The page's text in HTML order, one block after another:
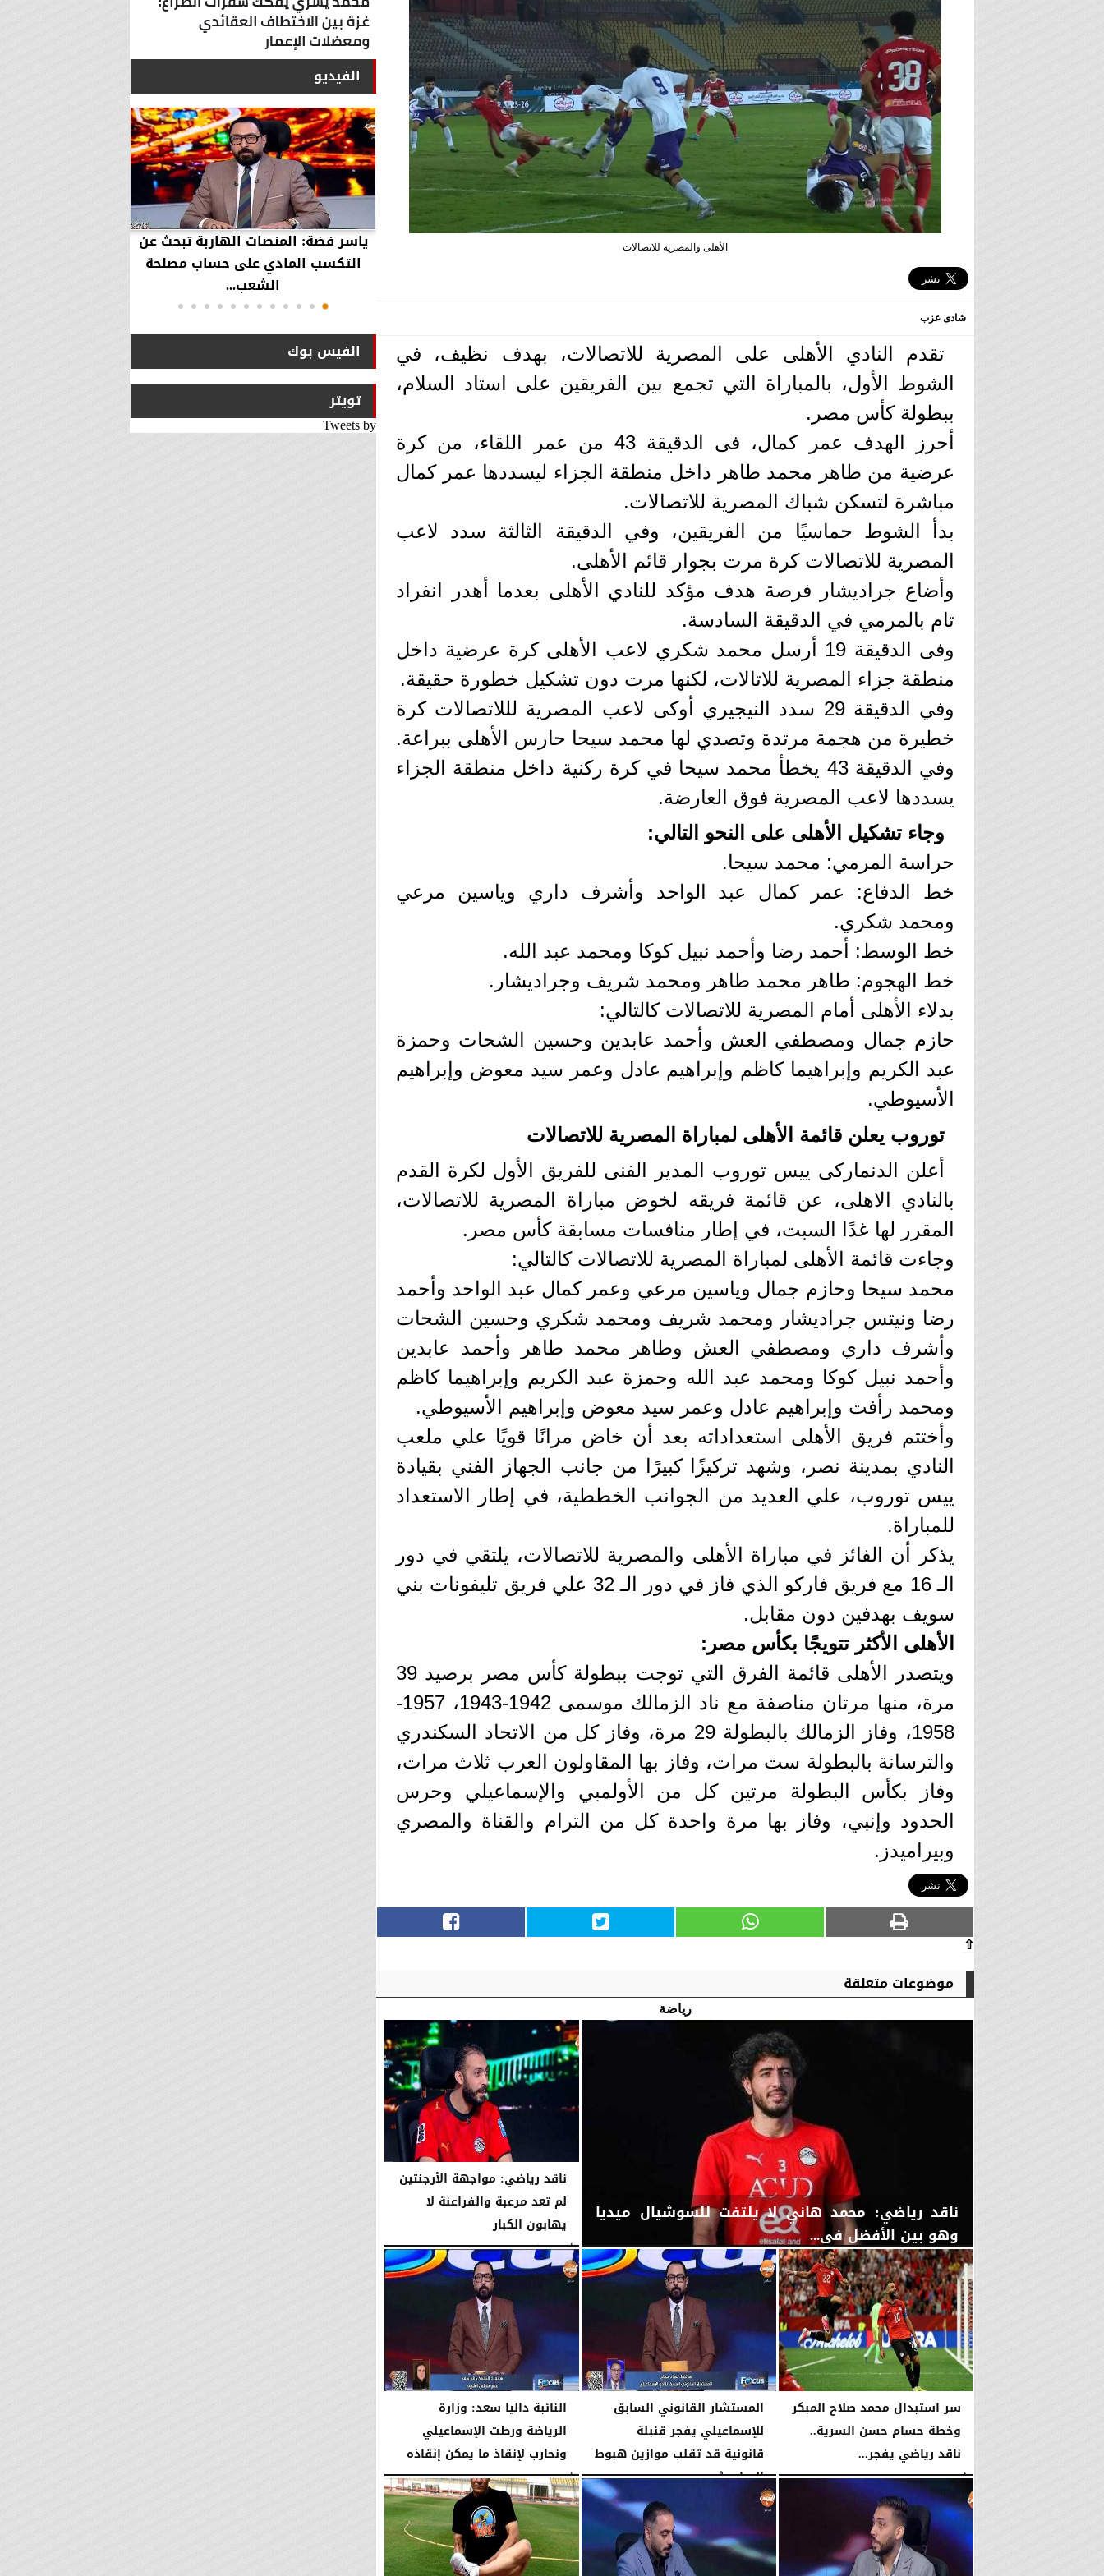
الأهلى والمصرية للاتصالات
شادى عزب
تقدم النادي الأهلى على المصرية للاتصالات، بهدف نظيف، في
الشوط الأول، بالمباراة التي تجمع بين الفريقين على استاد السلام،
ببطولة كأس مصر.
أحرز الهدف عمر كمال، فى الدقيقة 43 من عمر اللقاء، من كرة
عرضية من طاهر محمد طاهر داخل منطقة الجزاء ليسددها عمر كمال
مباشرة لتسكن شباك المصرية للاتصالات.
بدأ الشوط حماسيًا من الفريقين، وفي الدقيقة الثالثة سدد لاعب
المصرية للاتصالات كرة مرت بجوار قائم الأهلى.
وأضاع جراديشار فرصة هدف مؤكد للنادي الأهلى بعدما أهدر انفراد
تام بالمرمي في الدقيقة السادسة.
وفى الدقيقة 19 أرسل محمد شكري لاعب الأهلى كرة عرضية داخل
منطقة جزاء المصرية للاتالات، لكنها مرت دون تشكيل خطورة حقيقة.
وفي الدقيقة 29 سدد النيجيري أوكى لاعب المصرية لللاتصالات كرة
خطيرة من هجمة مرتدة وتصدي لها محمد سيحا حارس الأهلى ببراعة.
وفي الدقيقة 43 يخطأ محمد سيحا في كرة ركنية داخل منطقة الجزاء
يسددها لاعب المصرية فوق العارضة.
وجاء تشكيل الأهلى على النحو التالي:
حراسة المرمي: محمد سيحا.
خط الدفاع: عمر كمال عبد الواحد وأشرف داري وياسين مرعي
ومحمد شكري.
خط الوسط: أحمد رضا وأحمد نبيل كوكا ومحمد عبد الله.
خط الهجوم: طاهر محمد طاهر ومحمد شريف وجراديشار.
بدلاء الأهلى أمام المصرية للاتصالات كالتالي:
حازم جمال ومصطفي العش وأحمد عابدين وحسين الشحات وحمزة
عبد الكريم وإبراهيما كاظم وإبراهيم عادل وعمر سيد معوض وإبراهيم
الأسيوطي.
توروب يعلن قائمة الأهلى لمباراة المصرية للاتصالات
أعلن الدنماركى ييس توروب المدير الفنى للفريق الأول لكرة القدم
بالنادي الاهلى، عن قائمة فريقه لخوض مباراة المصرية للاتصالات،
المقرر لها غدًا السبت، في إطار منافسات مسابقة كأس مصر.
وجاءت قائمة الأهلى لمباراة المصرية للاتصالات كالتالي:
محمد سيحا وحازم جمال وياسين مرعي وعمر كمال عبد الواحد وأحمد
رضا ونيتس جراديشار ومحمد شريف ومحمد شكري وحسين الشحات
وأشرف داري ومصطفي العش وطاهر محمد طاهر وأحمد عابدين
وأحمد نبيل كوكا ومحمد عبد الله وحمزة عبد الكريم وإبراهيما كاظم
ومحمد رأفت وإبراهيم عادل وعمر سيد معوض وإبراهيم الأسيوطي.
وأختتم فريق الأهلى استعداداته بعد أن خاض مرانًا قويًا علي ملعب
النادي بمدينة نصر، وشهد تركيزًا كبيرًا من جانب الجهاز الفني بقيادة
ييس توروب، علي العديد من الجوانب الخططية، في إطار الاستعداد
للمباراة.
يذكر أن الفائز في مباراة الأهلى والمصرية للاتصالات، يلتقي في دور
الـ 16 مع فريق فاركو الذي فاز في دور الـ 32 علي فريق تليفونات بني
سويف بهدفين دون مقابل.
الأهلى الأكثر تتويجًا بكأس مصر:
ويتصدر الأهلى قائمة الفرق التي توجت ببطولة كأس مصر برصيد 39
مرة، منها مرتان مناصفة مع ناد الزمالك موسمى 1942-1943، 1957-
1958، وفاز الزمالك بالبطولة 29 مرة، وفاز كل من الاتحاد السكندري
والترسانة بالبطولة ست مرات، وفاز بها المقاولون العرب ثلاث مرات،
وفاز بكأس البطولة مرتين كل من الأولمبي والإسماعيلي وحرس
الحدود وإنبي، وفاز بها مرة واحدة كل من الترام والقناة والمصري
وبيراميدز.
⇧
موضوعات متعلقة
رياضة
ناقد رياضي: محمد هاني لا يلتفت للسوشيال ميديا
وهو بين الأفضل في...
الأحد، 5 يوليو 2026 09:14 مـ
ناقد رياضي: مواجهة الأرجنتين
لم تعد مرعبة والفراعنة لا
يهابون الكبار
الأحد، 5 يوليو 2026 09:10 مـ
سر استبدال محمد صلاح المبكر
وخطة حسام حسن السرية..
ناقد رياضي يفجر...
الأحد، 28 يونيو 2026 01:27 صـ
المستشار القانوني السابق
للإسماعيلي يفجر قنبلة
قانونية قد تقلب موازين هبوط
الدراويش
الأحد، 7 يونيو 2026
​النائبة داليا سعد: وزارة
الرياضة ورطت الإسماعيلي
ونحارب لإنقاذ ما يمكن إنقاذه
الأحد، 7 يونيو 2026 01:15 صـ
الفيديو
أستاذ كيمياء حيوية: غلي اللبن السايب
ياسر فضة: المنصات الهاربة تبحث عن
التكسب المادي على حساب مصلحة
الشعب...
الفيس بوك
تويتر
Tweets by